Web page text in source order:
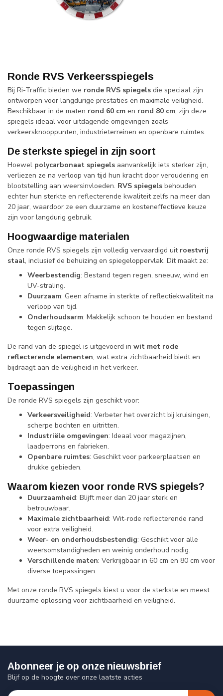
Ronde RVS Verkeersspiegels
Bij Ri-Traffic bieden we ronde RVS spiegels die speciaal zijn
ontworpen voor langdurige prestaties en maximale veiligheid.
Beschikbaar in de maten rond 60 cm en rond 80 cm, zijn deze
spiegels ideaal voor uitdagende omgevingen zoals
verkeersknooppunten, industrieterreinen en openbare ruimtes.
De sterkste spiegel in zijn soort
Hoewel polycarbonaat spiegels aanvankelijk iets sterker zijn,
verliezen ze na verloop van tijd hun kracht door veroudering en
blootstelling aan weersinvloeden. RVS spiegels behouden
echter hun sterkte en reflecterende kwaliteit zelfs na meer dan
20 jaar, waardoor ze een duurzame en kosteneffectieve keuze
zijn voor langdurig gebruik.
Hoogwaardige materialen
Onze ronde RVS spiegels zijn volledig vervaardigd uit roestvrij
staal, inclusief de behuizing en spiegeloppervlak. Dit maakt ze:
Weerbestendig: Bestand tegen regen, sneeuw, wind en
UV-straling.
Duurzaam: Geen afname in sterkte of reflectiekwaliteit na
verloop van tijd.
Onderhoudsarm: Makkelijk schoon te houden en bestand
tegen slijtage.
De rand van de spiegel is uitgevoerd in wit met rode
reflecterende elementen, wat extra zichtbaarheid biedt en
bijdraagt aan de veiligheid in het verkeer.
Toepassingen
De ronde RVS spiegels zijn geschikt voor:
Verkeersveiligheid: Verbeter het overzicht bij kruisingen,
scherpe bochten en uitritten.
Industriële omgevingen: Ideaal voor magazijnen,
laadperrons en fabrieken.
Openbare ruimtes: Geschikt voor parkeerplaatsen en
drukke gebieden.
Waarom kiezen voor ronde RVS spiegels?
Duurzaamheid: Blijft meer dan 20 jaar sterk en
betrouwbaar.
Maximale zichtbaarheid: Wit-rode reflecterende rand
voor extra veiligheid.
Weer- en onderhoudsbestendig: Geschikt voor alle
weersomstandigheden en weinig onderhoud nodig.
Verschillende maten: Verkrijgbaar in 60 cm en 80 cm voor
diverse toepassingen.
Met onze ronde RVS spiegels kiest u voor de sterkste en meest
duurzame oplossing voor zichtbaarheid en veiligheid.
Abonneer je op onze nieuwsbrief
Blijf op de hoogte over onze laatste acties